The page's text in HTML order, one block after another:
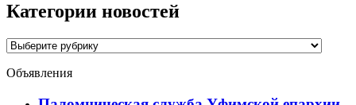
Категории новостей
Категории
Объявления